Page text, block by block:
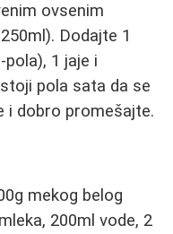
ovsenim
Dodajte 1
1 jaje i
pola sata da se
i dobro promešajte.
mekog belog
200ml vode, 2